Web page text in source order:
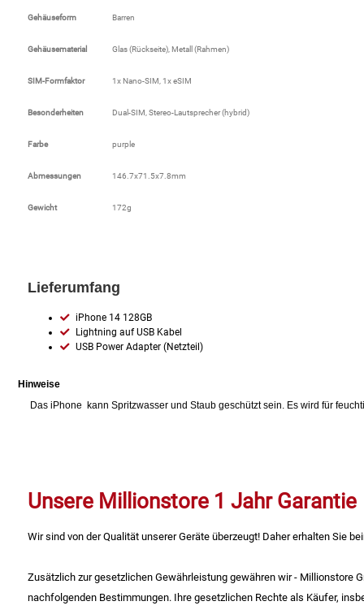
Karaffen / Krüge
Kartoffelprod./Beilagen/Fruchtsalat gek.
Kau-/ Fruchtgummi/ Kindersüßware
Kerzen / Anzündhilfen
Limonaden
Marinierte / geräucherte Fische
Obst
Öle
Gehäuseform Barren
Gehäusematerial Glas (Rückseite), Metall (Rahmen)
SIM-Formfaktor 1x Nano-SIM, 1x eSIM
Besonderheiten Dual-SIM, Stereo-Lautsprecher (hybrid)
Farbe purple
Abmessungen 146.7x71.5x7.8mm
Gewicht 172g
Lieferumfang
iPhone 14 128GB
Lightning auf USB Kabel
USB Power Adapter (Netzteil)
Hinweise
Das iPhone kann Spritzwasser und Staub geschützt sein. Es wird für
Unsere Millionstore 1 Jahr Garantie
Wir sind von der Qualität unserer Geräte überzeugt! Daher erhalten Sie
Zusätzlich zur gesetzlichen Gewährleistung gewähren wir - Millionstore
nachfolgenden Bestimmungen. Ihre gesetzlichen Rechte als Käufer,